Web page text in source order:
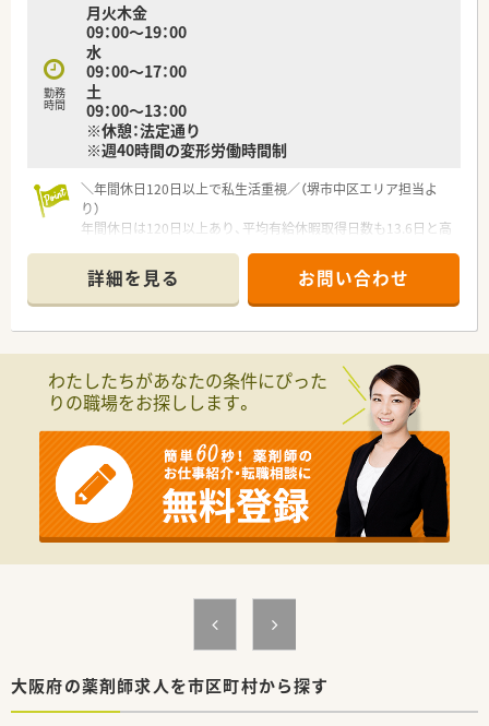
・内用薬、外用薬の調剤、監査
・注射（抗がん剤、ＴＰＮ混注あり）
・製剤業務
・病棟業務（各病棟に病棟に薬剤師を配置しています）
・薬物血中濃度モニタリング（TDM）
・医師への処方提案
・治験業務
・薬学生実習受け入れ
≪病院概要≫
◆病床数
総病床数:477床
（一般病床394床、特定集中治療室12床、HCU12床、総合周産期特
定集中治療室（母体・胎児）6床、新生児特定集中治療室12床、新生
児治療回復室8床、小児入院医療管理料 （A307）18床、緩和ケア
◆診療科目
内科, 消化器科, 呼吸器科, 循環器科, 小児科, 産科, 婦人科, 整形外
科, 脳外科, 泌尿器科, 眼科, 耳鼻科, 皮膚科, 形成外科, 外科, 精神
科,内分泌代謝内科,糖尿病内科,腫瘍内科,血液内科,リウマチ膠原
病内科,腎臓内科,肝臓胆嚢膵臓外科,乳腺外科,心臓血管外科,リハ
ビリテーション科,緩和ケア内科,救急科,病理診断科
◆薬剤師数
薬剤師 常勤33名
勤務
時間
月火木金
09：00～19：00
水
09：00～17：00
土
09：00～13：00
※休憩：法定通り
※週40時間の変形労働時間制
＼年間休日120日以上で私生活重視／（堺市中区エリア担当よ
り）
年間休日は120日以上あり、平均有給休暇取得日数も13.6日と高
イベートを無理なく両連させられます。
＊------------------------------------------＊
【店舗情報と応需状況について】
しており、従業員向けに便利なマイカー通勤の相談も可能な店舗
です。
■門前にある井上内科クリニックより内科や循環器科の処方箋
を受けており、1日あたりの枚数は平均35枚となっています。
■地域に根ざしたかかりつけ薬局として、外来調剤をメインに扱
いながらドクターとの往診同行など手厚い在宅医療にも応じて
います。
【想定される業務内容】
■処方箋に基づく正確な調剤や監査をはじめ、患者様の健康をサ
ポートする丁寧な服薬指導や薬歴管理などの業務全般を行いま
■内科や循環器科の処方にじっくりと向き合うほか、最新のICT
システムを活用して適切なフォローアップ服薬指導に注力しま
いるため、業務に追われることなく自分のペースで進められま
す。
詳細を見る お問い合わせ
わたしたちがあなたの条件にぴった
りの職場をお探しします。
大阪府の薬剤師求人を市区町村から探す